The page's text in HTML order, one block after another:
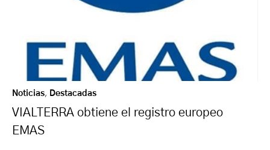
Noticias, Destacadas
VIALTERRA obtiene el registro europeo
EMAS